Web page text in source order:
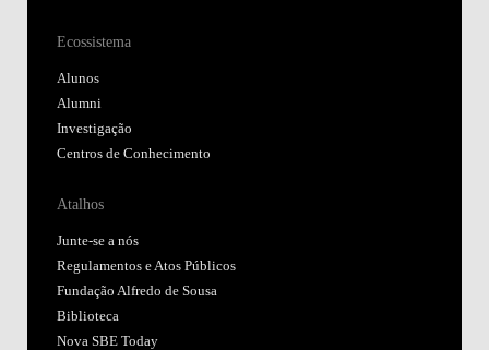
Ecossistema
Alunos
Alumni
Investigação
Centros de Conhecimento
Atalhos
Junte-se a nós
Regulamentos e Atos Públicos
Fundação Alfredo de Sousa
Biblioteca
Nova SBE Today